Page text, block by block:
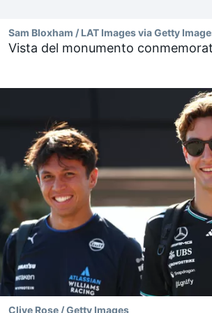
Sam Bloxham / LAT Images via Getty
Vista del monumento
Clive Rose / Getty Images